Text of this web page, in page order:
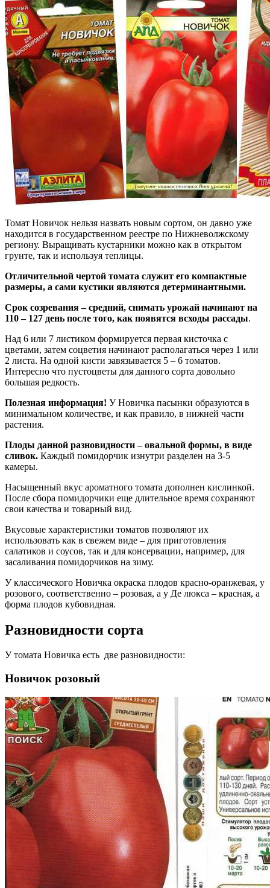
Томат Новичок нельзя назвать новым сортом, он давно уже
находится в государственном реестре по Нижневолжскому
региону. Выращивать кустарники можно как в открытом
грунте, так и используя теплицы.
Отличительной чертой томата служит его компактные
размеры, а сами кустики являются детерминантными.
Срок созревания – средний, снимать урожай начинают на
110 – 127 день после того, как появятся всходы рассады.
Над 6 или 7 листиком формируется первая кисточка с
цветами, затем соцветия начинают располагаться через 1 или
2 листа. На одной кисти завязывается 5 – 6 томатов.
Интересно что пустоцветы для данного сорта довольно
большая редкость.
Полезная информация! У Новичка пасынки образуются в
минимальном количестве, и как правило, в нижней части
растения.
Плоды данной разновидности – овальной формы, в виде
сливок. Каждый помидорчик изнутри разделен на 3-5
камеры.
Насыщенный вкус ароматного томата дополнен кислинкой.
После сбора помидорчики еще длительное время сохраняют
свои качества и товарный вид.
Вкусовые характеристики томатов позволяют их
использовать как в свежем виде – для приготовления
салатиков и соусов, так и для консервации, например, для
засаливания помидорчиков на зиму.
У классического Новичка окраска плодов красно-оранжевая, у
розового, соответственно – розовая, а у Де люкса – красная, а
форма плодов кубовидная.
Разновидности сорта
У томата Новичка есть две разновидности:
Новичок розовый